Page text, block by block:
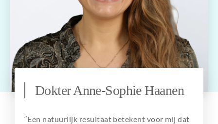
Confidence Booster®
Voor & na foto’s
Tarieven
Blogs
Over ons
Dokter Anne-Sophie Haanen
“Een natuurlijk resultaat betekent voor mij dat